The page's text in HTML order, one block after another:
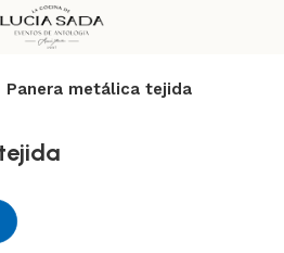
Panera metálica tejida